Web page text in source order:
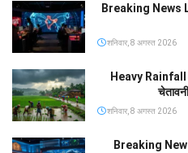
Breaking News
शनिवार, 8 अगस्त 2026
Heavy Rainfall
शनिवार, 8 अगस्त 2026
Breaking